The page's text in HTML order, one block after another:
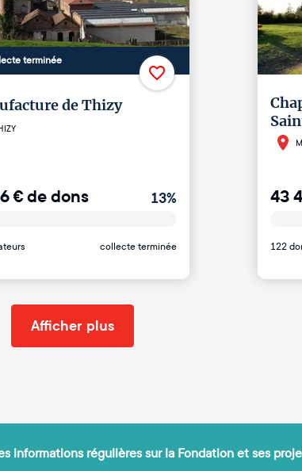
de Thizy
€de dons 13%
collecte terminée
terminée
43
122
Afficher plus
informations régulières sur la Fondation et ses